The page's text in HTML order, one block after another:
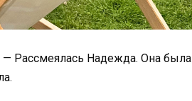
Рассмеялась Надежда. Она была